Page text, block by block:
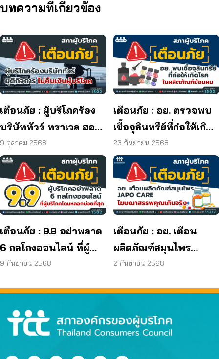
บทความที่เกี่ยวข้อง
เตือนภัย : ผู้บริโภคร้อง
บริษัททัวร์ ทราเวล ฮอลิ
เดย์ ยุติกิจการ ไม่คืนเงิน
ผู้บริโภค
9 ตุลาคม 2568
เตือนภัย : อย. ตรวจพบ
เชื้อจุลินทรีย์ที่ก่อให้เกิด
โรค และพบแบคทีเรีย
ยีสต์ และรา เกิน
มาตรฐานกำหนด ใน
ผลิตภัณฑ์ย้อมผม
23 กันยายน 2568
เตือนภัย : 9.9 อย่าพลาด
6 กลโกงออนไลน์ ที่ผู้
บริโภคโดนหลอกบ่อย
9 กันยายน 2568
เตือนภัย : อย. เตือน
ผลิตภัณฑ์สมุนไพร
JAPO CARE โฆษณา
2 กันยายน 2568